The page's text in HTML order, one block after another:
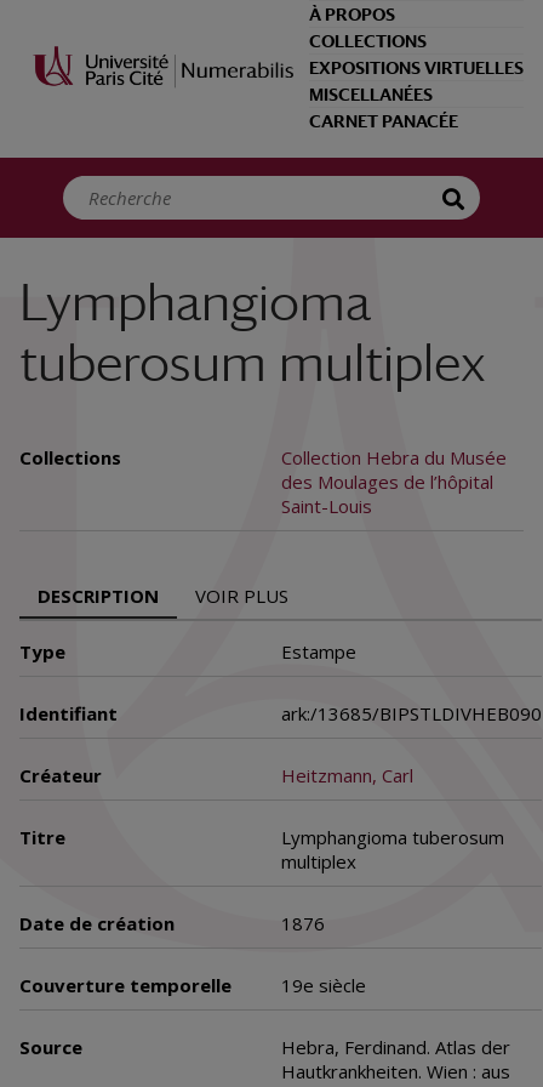
À PROPOS
COLLECTIONS
EXPOSITIONS VIRTUELLES
MISCELLANÉES
CARNET PANACÉE
Lymphangioma
tuberosum multiplex
Collections
Collection Hebra du Musée
des Moulages de l’hôpital
Saint-Louis
DESCRIPTION VOIR PLUS
Type Estampe
Identifiant ark:/13685/BIPSTLDIVHEB090
Créateur Heitzmann, Carl
Titre
Lymphangioma tuberosum
multiplex
Date de création 1876
Couverture temporelle 19e siècle
Source
Hebra, Ferdinand. Atlas der
Hautkrankheiten. Wien : aus